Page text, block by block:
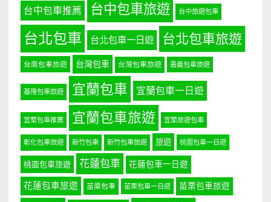
台中包車推薦 台中包車旅遊 台中旅遊包車
台北包車 台北包車一日遊 台北包車旅遊
台南包車旅遊 台灣包車 台灣包車旅遊 嘉義包車旅遊
基隆包車旅遊 宜蘭包車 宜蘭包車一日遊
宜蘭包車推薦 宜蘭包車旅遊 宜蘭旅遊包車
彰化包車旅遊 新竹包車 新竹包車旅遊 旅遊 桃園包車一日遊
桃園包車旅遊 花蓮包車 花蓮包車一日遊
花蓮包車旅遊 苗栗包車 苗栗包車一日遊 苗栗包車旅遊